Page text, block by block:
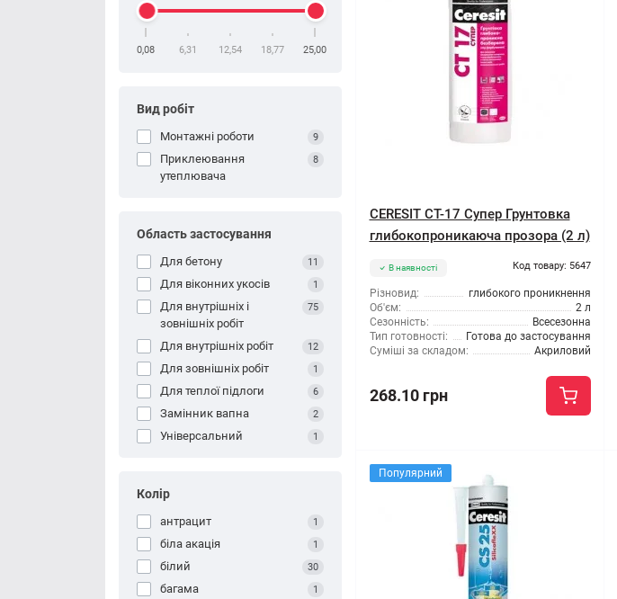
0,08 6,31 12,54 18,77 25,00
Вид робіт
Монтажні роботи 9
Приклеювання
утеплювача
8
Область застосування
Для бетону 11
Для віконних укосів 1
Для внутрішніх і
зовнішніх робіт
75
Для внутрішніх робіт 12
Для зовнішніх робіт 1
Для теплої підлоги 6
Замінник вапна 2
Універсальний 1
Колір
антрацит 1
біла акація 1
білий 30
багама 1
CERESIT CT-17 Супер Грунтовка
глибокопроникаюча прозора (2 л)
В наявності Код товару: 5647
Різновид:
глибокого проникнення
Об'єм:
2 л
Сезонність:
Всесезонна
Тип готовності:
Готова до застосування
Суміші за складом:
Акриловий
268.10 грн
Популярний